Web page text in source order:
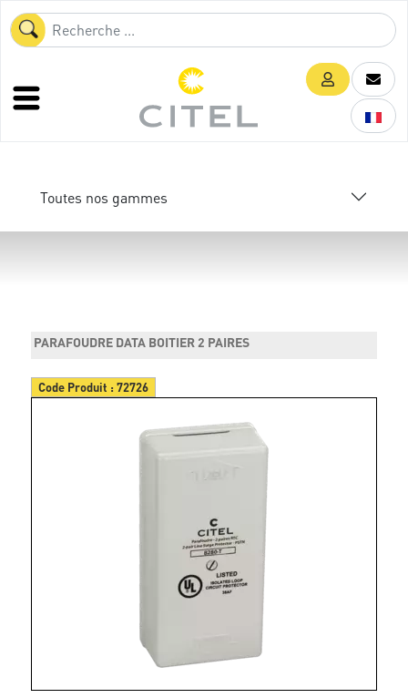
Toutes nos gammes
PARAFOUDRE DATA BOITIER 2 PAIRES
Code Produit :72726